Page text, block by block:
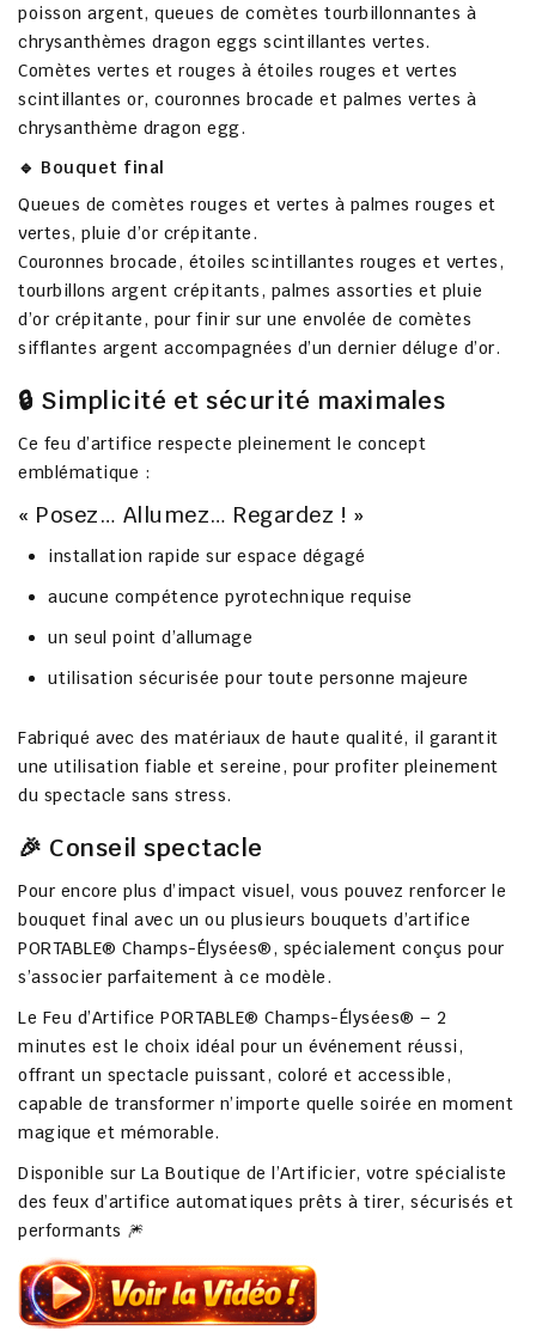
poisson argent, queues de comètes tourbillonnantes à
chrysanthèmes dragon eggs scintillantes vertes.
Comètes vertes et rouges à étoiles rouges et vertes
scintillantes or, couronnes brocade et palmes vertes à
chrysanthème dragon egg.
🔹 Bouquet final
Queues de comètes rouges et vertes à palmes rouges et
vertes, pluie d’or crépitante.
Couronnes brocade, étoiles scintillantes rouges et vertes,
tourbillons argent crépitants, palmes assorties et pluie
d’or crépitante, pour finir sur une envolée de comètes
sifflantes argent accompagnées d’un dernier déluge d’or.
🔒 Simplicité et sécurité maximales
Ce feu d’artifice respecte pleinement le concept
emblématique :
« Posez… Allumez… Regardez ! »
installation rapide sur espace dégagé
aucune compétence pyrotechnique requise
un seul point d’allumage
utilisation sécurisée pour toute personne majeure
Fabriqué avec des matériaux de haute qualité, il garantit
une utilisation fiable et sereine, pour profiter pleinement
du spectacle sans stress.
🎉 Conseil spectacle
Pour encore plus d’impact visuel, vous pouvez renforcer le
bouquet final avec un ou plusieurs bouquets d’artifice
PORTABLE® Champs-Élysées®, spécialement conçus pour
s’associer parfaitement à ce modèle.
Le Feu d’Artifice PORTABLE® Champs-Élysées® – 2
minutes est le choix idéal pour un événement réussi,
offrant un spectacle puissant, coloré et accessible,
capable de transformer n’importe quelle soirée en moment
magique et mémorable.
Disponible sur La Boutique de l’Artificier, votre spécialiste
des feux d’artifice automatiques prêts à tirer, sécurisés et
performants 🎆